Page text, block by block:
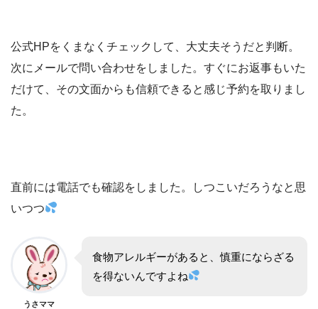
公式HPをくまなくチェックして、大丈夫そうだと判断。
次にメールで問い合わせをしました。すぐにお返事もいた
だけて、その文面からも信頼できると感じ予約を取りまし
た。
直前には電話でも確認をしました。しつこいだろうなと思
いつつ
うさママ
食物アレルギーがあると、慎重にならざる
を得ないんですよね